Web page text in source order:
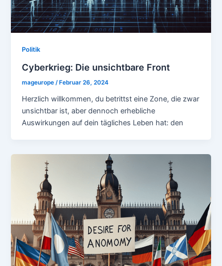
Politik
Cyberkrieg: Die unsichtbare Front
mageurope/ Februar 26, 2024
Herzlich willkommen, du betrittst eine Zone, die zwar
unsichtbar ist, aber dennoch erhebliche
Auswirkungen auf dein tägliches Leben hat: den